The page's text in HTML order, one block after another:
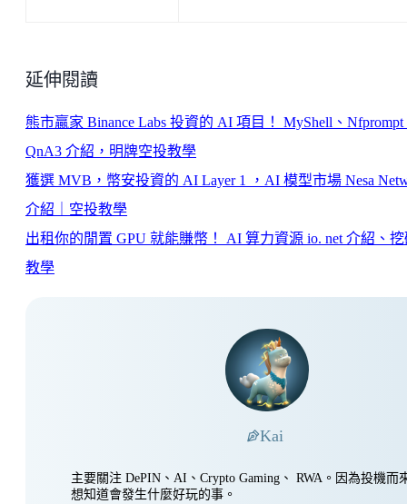
延伸閱讀
熊市贏家 Binance Labs 投資的 AI 項目！ MyShell、Nfprompt
QnA3 介紹，明牌空投教學
獲選 MVB，幣安投資的 AI Layer 1 ，AI 模型市場 Nesa
介紹｜空投教學
出租你的閒置 GPU 就能賺幣！ AI 算力資源 io. net 介紹、
教學
Kai
主要關注 DePIN、AI、Crypto Gaming、 RWA。因為投機而
想知道會發生什麼好玩的事。